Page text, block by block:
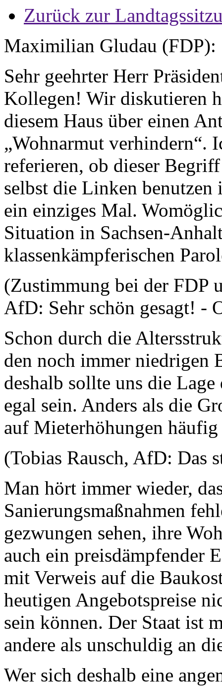
Zurück zur
Maximilian Gludau (FDP):
Sehr geehrter Herr
Kollegen! Wir diskutieren
diesem Haus über einen
„Wohnarmut verhindern“.
referieren, ob dieser
selbst die Linken
ein einziges Mal.
Situation in Sachsen-
klassenkämpferischen
(Zustimmung bei der FDP
AfD: Sehr schön gesagt! -
Schon durch die
den noch immer niedrigen
deshalb sollte uns die
egal sein. Anders als die
auf Mieterhöhungen
(Tobias Rausch, AfD: Das
Man hört immer wieder,
Sanierungsmaßnahmen
gezwungen sehen, ihre
auch ein preisdämpfender
mit Verweis auf die
heutigen Angebotspreise
sein können. Der Staat ist
andere als unschuldig an
Wer sich deshalb eine